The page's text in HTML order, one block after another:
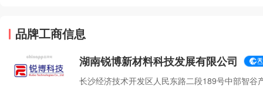
品牌工商信息
湖南锐博新材料科技发展有限公司
长沙经济技术开发区人民东路二段189号中部智谷